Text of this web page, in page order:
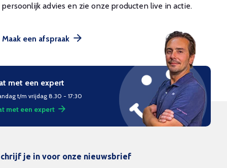
persoonlijk advies en zie onze producten live in actie.
Maak een afspraak
met een expert
t/m vrijdag 8.30 - 17:30
met een expert
je in voor onze nieuwsbrief